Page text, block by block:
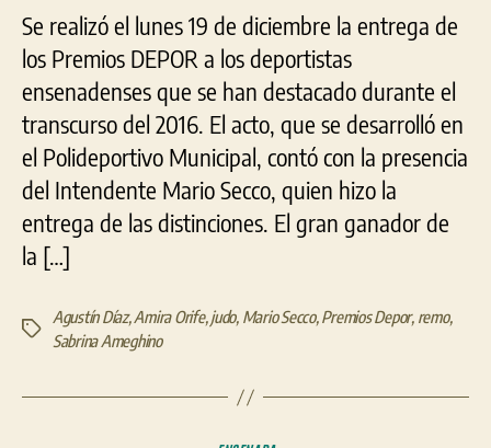
entrada
entrada
Se realizó el lunes 19 de diciembre la entrega de
los Premios DEPOR a los deportistas
ensenadenses que se han destacado durante el
transcurso del 2016. El acto, que se desarrolló en
el Polideportivo Municipal, contó con la presencia
del Intendente Mario Secco, quien hizo la
entrega de las distinciones. El gran ganador de
la […]
Etiquetas
Agustín Díaz,Amira Orife,judo, Mario Secco,Premios Depor, remo,
Sabrina Ameghino